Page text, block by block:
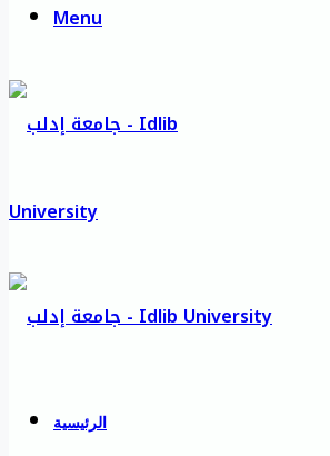
Menu
الرئيسية